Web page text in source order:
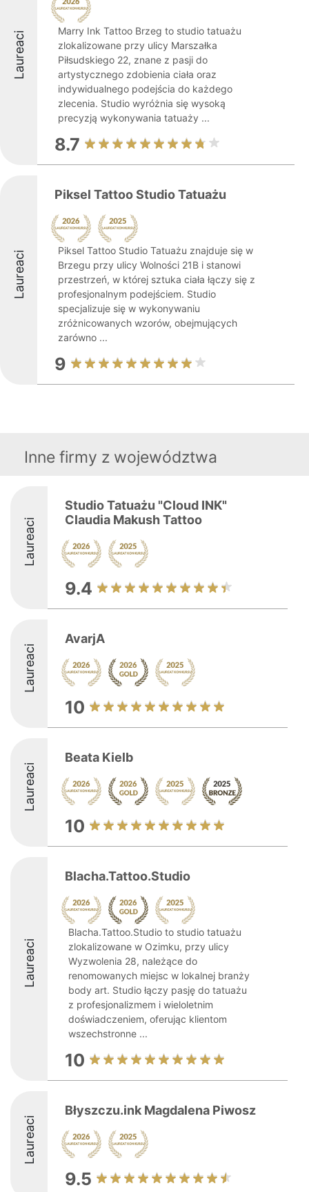
Laureaci
Marry Ink Tattoo Brzeg to studio tatuażu
zlokalizowane przy ulicy Marszałka
Piłsudskiego 22, znane z pasji do
artystycznego zdobienia ciała oraz
indywidualnego podejścia do każdego
zlecenia. Studio wyróżnia się wysoką
precyzją wykonywania tatuaży ...
8.7
Laureaci
Piksel Tattoo Studio Tatuażu
Piksel Tattoo Studio Tatuażu znajduje się w
Brzegu przy ulicy Wolności 21B i stanowi
przestrzeń, w której sztuka ciała łączy się z
profesjonalnym podejściem. Studio
specjalizuje się w wykonywaniu
zróżnicowanych wzorów, obejmujących
zarówno ...
9
Inne firmy z województwa
Laureaci
Studio Tatuażu "Cloud INK"
Claudia Makush Tattoo
9.4
Laureaci
AvarjA
10
Laureaci
Beata Kielb
10
Laureaci
Blacha.Tattoo.Studio
Blacha.Tattoo.Studio to studio tatuażu
zlokalizowane w Ozimku, przy ulicy
Wyzwolenia 28, należące do
renomowanych miejsc w lokalnej branży
body art. Studio łączy pasję do tatuażu
z profesjonalizmem i wieloletnim
doświadczeniem, oferując klientom
wszechstronne ...
10
Laureaci
Błyszczu.ink Magdalena Piwosz
9.5